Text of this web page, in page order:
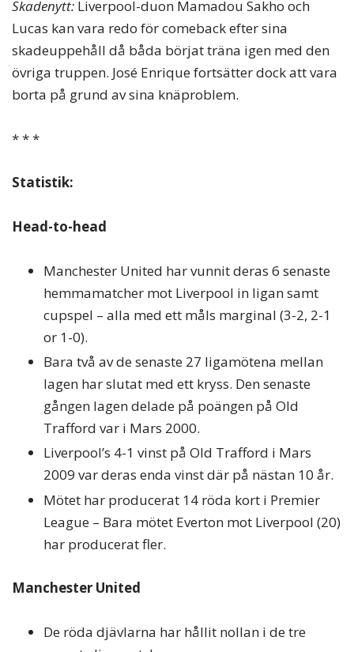
Skadenytt: Liverpool-duon Mamadou Sakho och
Lucas kan vara redo för comeback efter sina
skadeuppehåll då båda börjat träna igen med den
övriga truppen. José Enrique fortsätter dock att vara
borta på grund av sina knäproblem.
* * *
Statistik:
Head-to-head
Manchester United har vunnit deras 6 senaste
hemmamatcher mot Liverpool in ligan samt
cupspel – alla med ett måls marginal (3-2, 2-1
or 1-0).
Bara två av de senaste 27 ligamötena mellan
lagen har slutat med ett kryss. Den senaste
gången lagen delade på poängen på Old
Trafford var i Mars 2000.
Liverpool’s 4-1 vinst på Old Trafford i Mars
2009 var deras enda vinst där på nästan 10 år.
Mötet har producerat 14 röda kort i Premier
League – Bara mötet Everton mot Liverpool (20)
har producerat fler.
Manchester United
De röda djävlarna har hållit nollan i de tre